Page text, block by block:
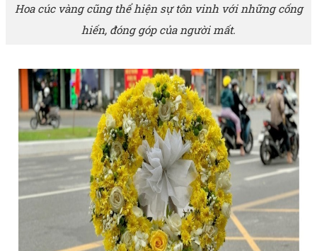
Hoa cúc vàng cũng thể hiện sự tôn vinh với những cống
hiến, đóng góp của người mất.